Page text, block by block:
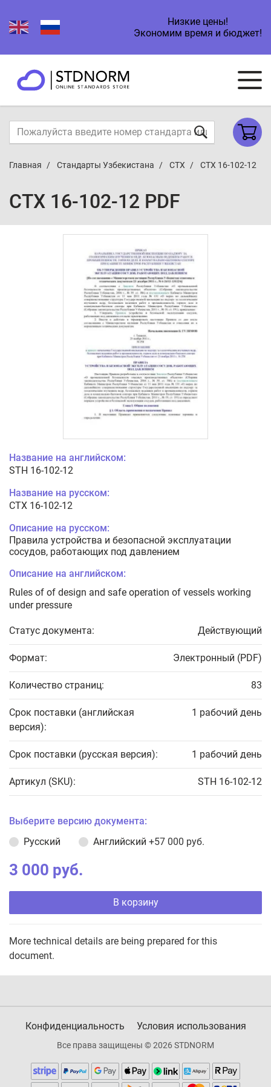
Низкие цены!
Экономим время и бюджет!
Главная Стандарты Узбекистана СТХ СТХ 16-102-12
СТХ 16-102-12 PDF
Название на английском:
STH 16-102-12
Название на русском:
СТХ 16-102-12
Описание на русском:
Правила устройства и безопасной эксплуатации
сосудов, работающих под давлением
Описание на английском:
Rules of of design and safe operation of vessels working
under pressure
Статус документа: Действующий
Формат: Электронный (PDF)
Количество страниц: 83
Срок поставки (английская
версия):
1 рабочий день
Срок поставки (русская версия): 1 рабочий день
Артикул (SKU): STH 16-102-12
Выберите версию документа:
Русский
Английский +57 000 руб.
3 000 руб.
В корзину
More technical details are being prepared for this
document.
Конфиденциальность Условия использования
Все права защищены © 2026 STDNORM